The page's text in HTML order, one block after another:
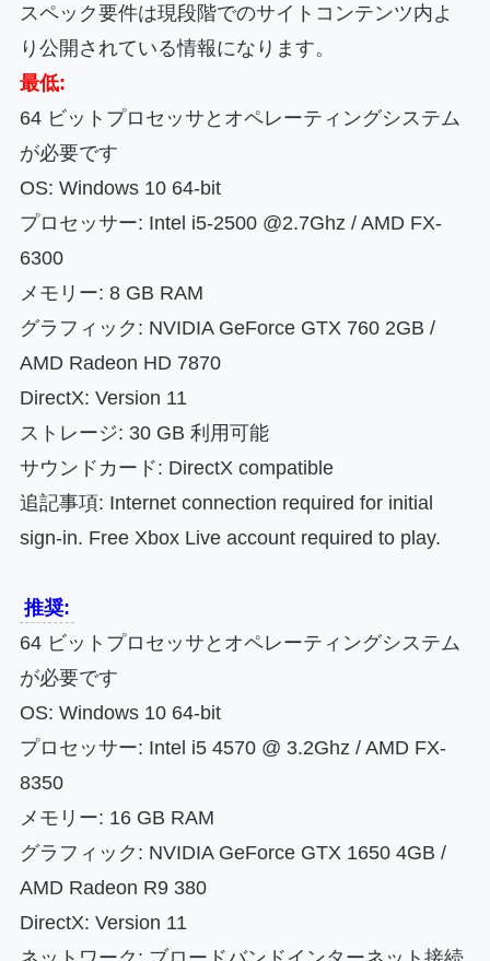
スペック要件は現段階でのサイトコンテンツ内よ
り公開されている情報になります。
最低:
64 ビットプロセッサとオペレーティングシステム
が必要です
OS: Windows 10 64-bit
プロセッサー: Intel i5-2500 @2.7Ghz / AMD FX-
6300
メモリー: 8 GB RAM
グラフィック: NVIDIA GeForce GTX 760 2GB /
AMD Radeon HD 7870
DirectX: Version 11
ストレージ: 30 GB 利用可能
サウンドカード: DirectX compatible
追記事項: Internet connection required for initial
sign-in. Free Xbox Live account required to play.
推奨:
64 ビットプロセッサとオペレーティングシステム
が必要です
OS: Windows 10 64-bit
プロセッサー: Intel i5 4570 @ 3.2Ghz / AMD FX-
8350
メモリー: 16 GB RAM
グラフィック: NVIDIA GeForce GTX 1650 4GB /
AMD Radeon R9 380
DirectX: Version 11